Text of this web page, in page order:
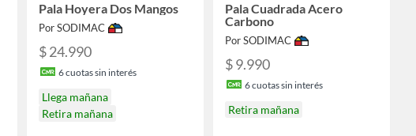
Pala Hoyera Dos Mangos
Por SODIMAC
$ 24.990
6cuotas sin interés
Llega mañana
Retira mañana
Pala Cuadrada Acero
Carbono
Por SODIMAC
$ 9.990
6cuotas sin interés
Retira mañana